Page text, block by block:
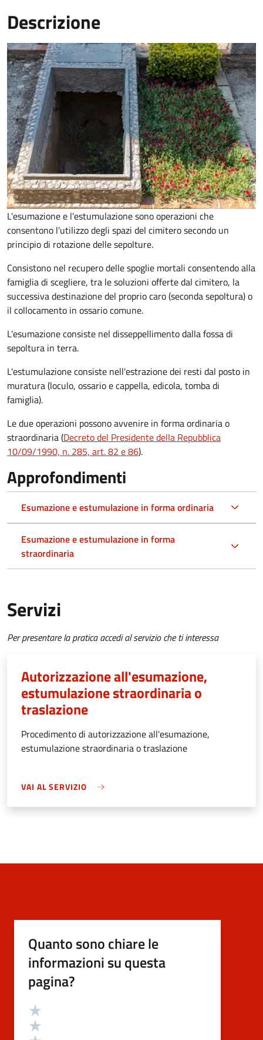
Descrizione
L'esumazione e l'estumulazione sono operazioni che
consentono l’utilizzo degli spazi del cimitero secondo un
principio di rotazione delle sepolture.
Consistono nel recupero delle spoglie mortali consentendo alla
famiglia di scegliere, tra le soluzioni offerte dal cimitero, la
successiva destinazione del proprio caro (seconda sepoltura)o
il collocamento in ossario comune.
L'esumazione consiste nel disseppellimento dalla fossa di
sepoltura in terra.
L'estumulazione consiste nell'estrazione dei resti dal posto in
muratura (loculo, ossario e cappella, edicola, tomba di
famiglia).
Le due operazioni possono avvenire in forma ordinaria o
straordinaria (Decreto del Presidente della Repubblica
10/09/1990, n. 285, art. 82 e 86).
Approfondimenti
Esumazione e estumulazione in forma ordinaria
Esumazione e estumulazione in forma
straordinaria
Servizi
Per presentare la pratica accedi al servizio che ti interessa
Autorizzazione all'esumazione,
estumulazione straordinaria o
traslazione
Procedimento di autorizzazione all'esumazione,
estumulazione straordinaria o traslazione
VAI AL SERVIZIO
Quanto sono chiare le
informazioni su questa
pagina?
Valutazione